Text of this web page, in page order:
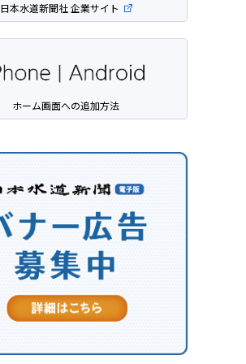
日本水道新聞社 企業サイト
ホーム画面への追加方法